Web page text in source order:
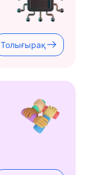
Толығырақ